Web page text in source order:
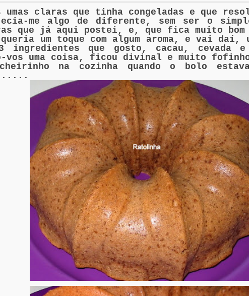
umas claras que tinha congeladas e que
me algo de diferente, sem ser o
que já aqui postei, e, que fica muito bom
queria um toque com algum aroma, e vai daí,
ingredientes que gosto, cacau, cevada
vos uma coisa, ficou divinal e muito fofinho
cheirinho na cozinha quando o bolo